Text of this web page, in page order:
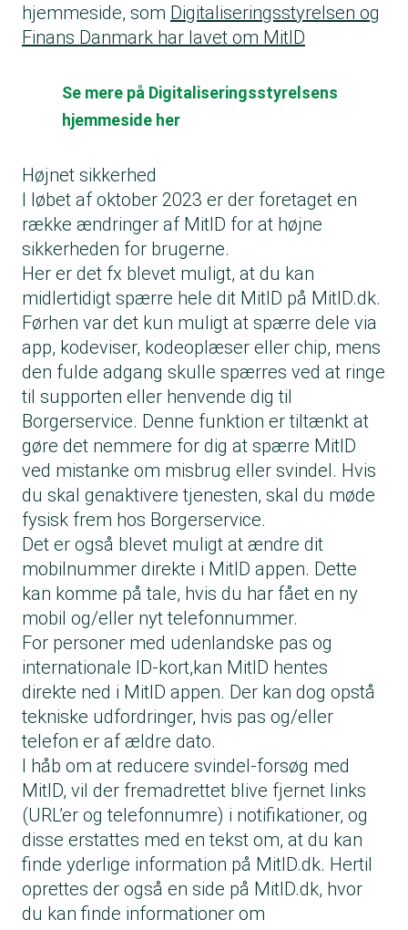
hjemmeside, som Digitaliseringsstyrelsen og
Finans Danmark har lavet om MitID
Se mere på Digitaliseringsstyrelsens
hjemmeside her
Højnet sikkerhed
I løbet af oktober 2023 er der foretaget en
række ændringer af MitID for at højne
sikkerheden for brugerne.
Her er det fx blevet muligt, at du kan
midlertidigt spærre hele dit MitID på MitID.dk.
Førhen var det kun muligt at spærre dele via
app, kodeviser, kodeoplæser eller chip, mens
den fulde adgang skulle spærres ved at ringe
til supporten eller henvende dig til
Borgerservice. Denne funktion er tiltænkt at
gøre det nemmere for dig at spærre MitID
ved mistanke om misbrug eller svindel. Hvis
du skal genaktivere tjenesten, skal du møde
fysisk frem hos Borgerservice.
Det er også blevet muligt at ændre dit
mobilnummer direkte i MitID appen. Dette
kan komme på tale, hvis du har fået en ny
mobil og/eller nyt telefonnummer.
For personer med udenlandske pas og
internationale ID-kort,kan MitID hentes
direkte ned i MitID appen. Der kan dog opstå
tekniske udfordringer, hvis pas og/eller
telefon er af ældre dato.
I håb om at reducere svindel-forsøg med
MitID, vil der fremadrettet blive fjernet links
(URL’er og telefonnumre) i notifikationer, og
disse erstattes med en tekst om, at du kan
finde yderlige information på MitID.dk. Hertil
oprettes der også en side på MitID.dk, hvor
du kan finde informationer om